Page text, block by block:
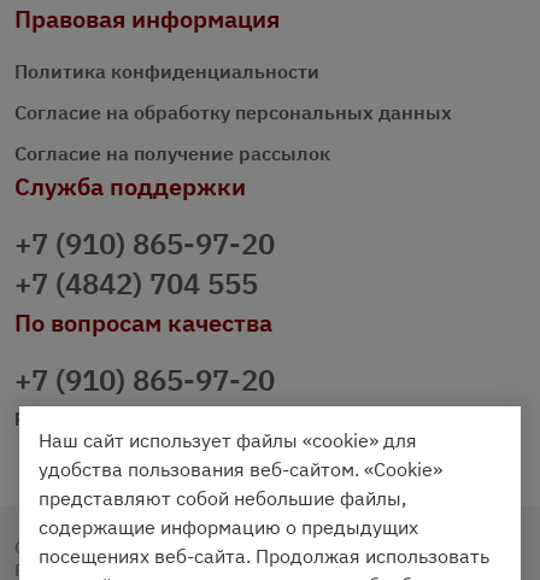
Правовая информация
Политика конфиденциальности
Согласие на обработку персональных данных
Согласие на получение рассылок
Служба поддержки
+7 (910) 865-97-20
+7 (4842) 704 555
По вопросам качества
+7 (910) 865-97-20
prazdnichniy40@palmi.ru
Copyright © 2020 - 2026. Праздничный Стол.
Разработка и продвижение - Vegas Studio
Наш сайт использует файлы «cookie» для
удобства пользования веб-сайтом. «Cookie»
представляют собой небольшие файлы,
содержащие информацию о предыдущих
посещениях веб-сайта. Продолжая использовать